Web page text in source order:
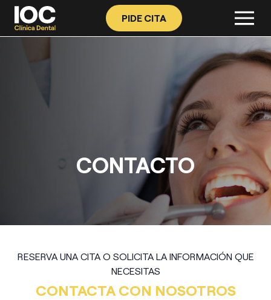
PIDE CITA
CONTACTO
RESERVA UNA CITA O SOLICITA LA INFORMACIÓN QUE
NECESITAS
CONTACTA CON NOSOTROS